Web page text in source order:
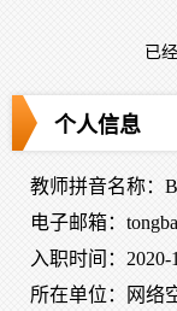
已
个人信息
教师拼音名称：
电子邮箱：
入职时间：2020-
所在单位：网络